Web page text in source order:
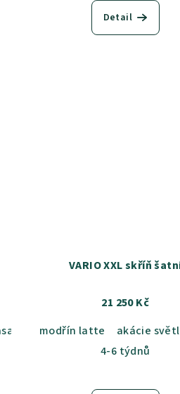
Detail
dub grande dub harmony
šedý dub sametový dub
VARIO XXL skříň
21 250 Kč
modřín latte
akácie
4-6 týdnů